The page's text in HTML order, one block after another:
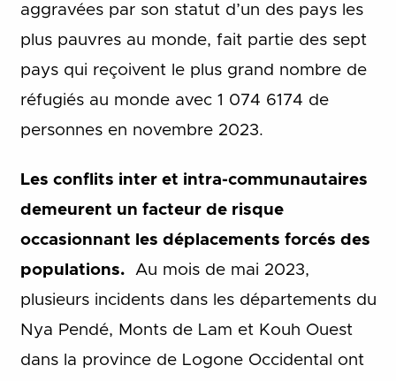
aggravées par son statut d’un des pays les
plus pauvres au monde, fait partie des sept
pays qui reçoivent le plus grand nombre de
réfugiés au monde avec 1 074 6174 de
personnes en novembre 2023.
Les conflits inter et intra-communautaires
demeurent un facteur de risque
occasionnant les déplacements forcés des
populations.
Au mois de mai 2023,
plusieurs incidents dans les départements du
Nya Pendé, Monts de Lam et Kouh Ouest
dans la province de Logone Occidental ont